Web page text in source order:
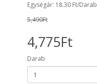
Egységár: 18.30 Ft/Darab
5,490Ft
4,775Ft
Darab